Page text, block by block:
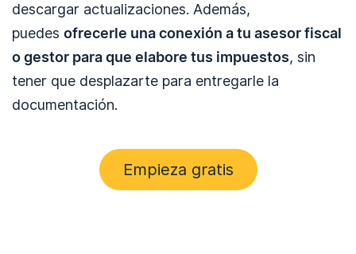
descargar actualizaciones. Además,
puedes ofrecerle una conexión a tu asesor fiscal
o gestor para que elabore tus impuestos, sin
tener que desplazarte para entregarle la
documentación.
Empieza gratis